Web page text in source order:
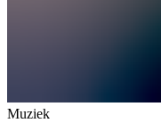
Muziek